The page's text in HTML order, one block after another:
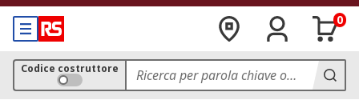
0
Codice costruttore